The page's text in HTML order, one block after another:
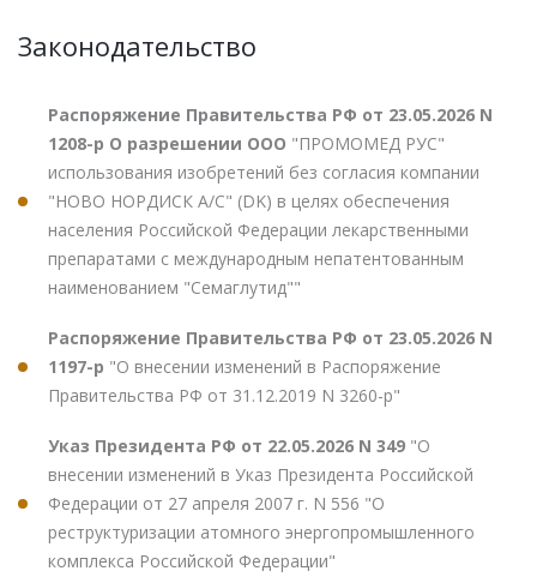
Законодательство
Распоряжение Правительства РФ от 23.05.2026 N
1208-р О разрешении ООО "ПРОМОМЕД РУС"
использования изобретений без согласия компании
"НОВО НОРДИСК А/С" (DK) в целях обеспечения
населения Российской Федерации лекарственными
препаратами с международным непатентованным
наименованием "Семаглутид""
Распоряжение Правительства РФ от 23.05.2026 N
1197-р "О внесении изменений в Распоряжение
Правительства РФ от 31.12.2019 N 3260-р"
Указ Президента РФ от 22.05.2026 N 349 "О
внесении изменений в Указ Президента Российской
Федерации от 27 апреля 2007 г. N 556 "О
реструктуризации атомного энергопромышленного
комплекса Российской Федерации"